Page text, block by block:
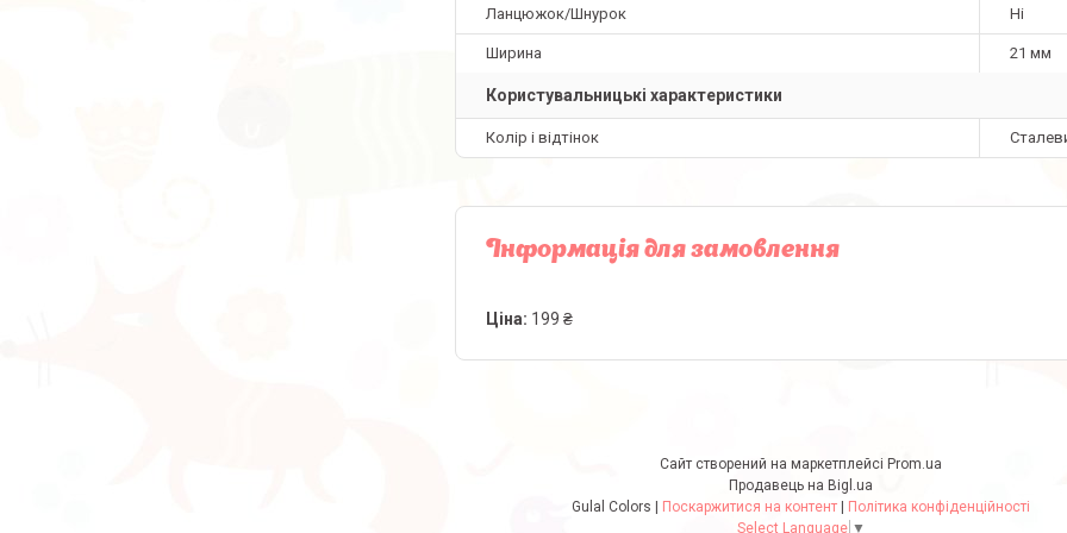
Ланцюжок/Шнурок Ні
Ширина 21 мм
Користувальницькі характеристики
Колір і відтінок
Інформація для замовлення
Ціна: 199 ₴
Сайт створений на маркетплейсі Prom.ua
Продавець на Bigl.ua
Gulal Colors | Поскаржитися на контент | Політика конфіденційності
Select Language ▼